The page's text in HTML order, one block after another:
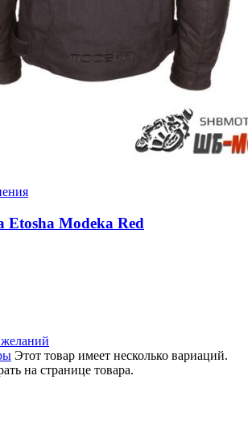
Etosha Modeka Red
Этот товар имеет несколько вариаций.
на странице товара.